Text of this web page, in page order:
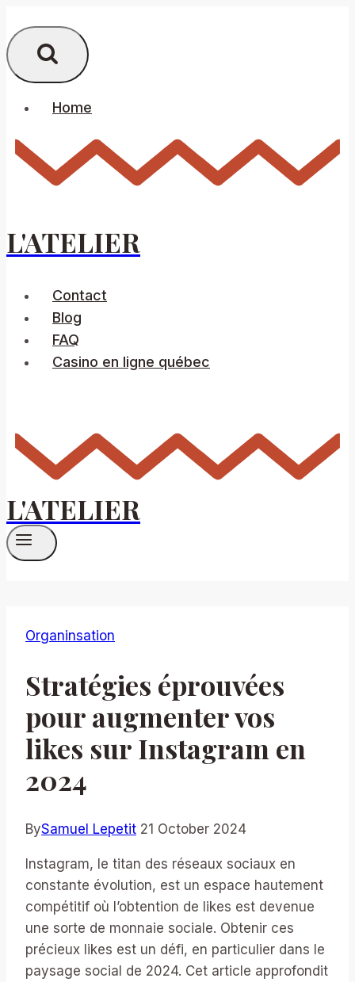
to
content
Home
L'ATELIER
Contact
Blog
FAQ
Casino en ligne québec
L'ATELIER
Organinsation
Stratégies éprouvées
pour augmenter vos
likes sur Instagram en
2024
BySamuel Lepetit 21 October 2024
Instagram, le titan des réseaux sociaux en
constante évolution, est un espace hautement
compétitif où l’obtention de likes est devenue
une sorte de monnaie sociale. Obtenir ces
précieux likes est un défi, en particulier dans le
paysage social de 2024. Cet article approfondit